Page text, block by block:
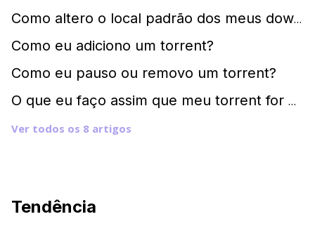
Como altero o local padrão dos meus downloads?
Como eu adiciono um torrent?
Como eu pauso ou removo um torrent?
O que eu faço assim que meu torrent for baixado?
Ver todos os 8 artigos
Tendência